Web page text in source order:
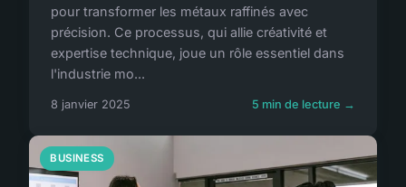
pour transformer les métaux raffinés avec
précision. Ce processus, qui allie créativité et
expertise technique, joue un rôle essentiel dans
l'industrie mo...
8 janvier 2025 5 min de lecture →
BUSINESS